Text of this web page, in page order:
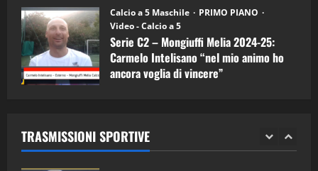
Calcio a 5 Maschile
PRIMO PIANO
Video - Calcio a 5
Serie C2 – Mongiuffi Melia 2024-25:
Carmelo Intelisano “nel mio animo ho
ancora voglia di vincere”
TRASMISSIONI SPORTIVE
1
“SportEmpire” in Podcast: 30^ Puntata
(Martedi 05 Maggio 2026)
08/05/2026
2 28/04/2026